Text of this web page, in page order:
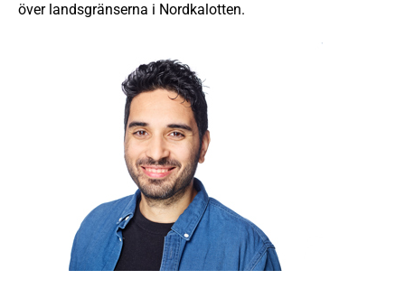
över landsgränserna i Nordkalotten.